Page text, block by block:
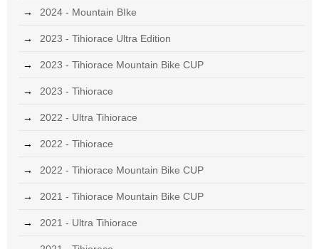
2024 - Mountain BIke
2023 - Tihiorace Ultra Edition
2023 - Tihiorace Mountain Bike CUP
2023 - Tihiorace
2022 - Ultra Tihiorace
2022 - Tihiorace
2022 - Tihiorace Mountain Bike CUP
2021 - Tihiorace Mountain Bike CUP
2021 - Ultra Tihiorace